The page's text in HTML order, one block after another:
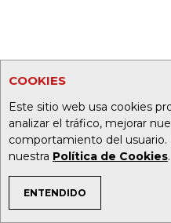
COOKIES
Este sitio web usa cookies
analizar el tráfico, mejorar
comportamiento del usuario.
nuestra Política de Cookies.
ENTENDIDO
TEMAS DE INTERÉS